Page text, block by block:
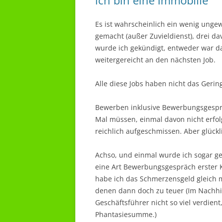
Es ist wahrscheinlich ein wenig
gemacht (außer Zuvieldienst), drei
wurde ich gekündigt, entweder war
weitergereicht an den nächsten Job.
Alle diese Jobs haben nicht das
Bewerben inklusive
Mal müssen, einmal davon nicht
reichlich aufgeschmissen. Aber
Achso, und einmal wurde ich sogar
eine Art Bewerbungsgespräch erster
habe ich das Schmerzensgeld
denen dann doch zu teuer (Im
Geschäftsführer nicht so viel
Phantasiesumme.)